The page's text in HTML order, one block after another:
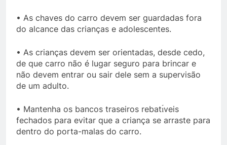
• As chaves do carro devem ser guardadas fora
do alcance das crianças e adolescentes.
• As crianças devem ser orientadas, desde cedo,
de que carro não é lugar seguro para brincar e
não devem entrar ou sair dele sem a supervisão
de um adulto.
• Mantenha os bancos traseiros rebatı́veis
fechados para evitar que a criança se arraste para
dentro do porta-malas do carro.